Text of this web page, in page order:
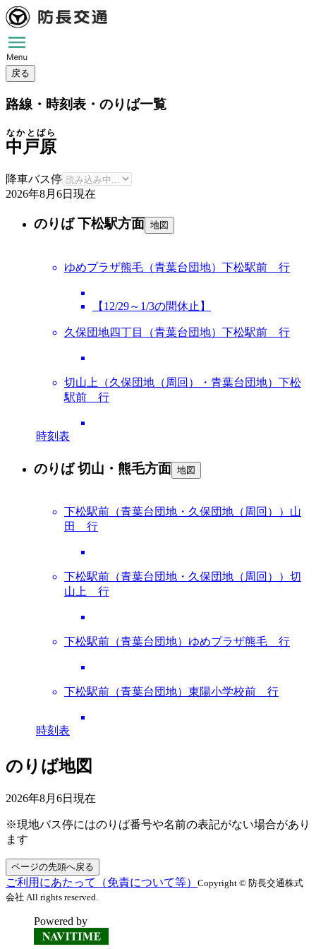
戻る
路線・時刻表・のりば一覧
中戸原
なかとばら
降車バス停
2026年8月6日 現在
のりば 下松駅方面 地図
ゆめプラザ熊毛（青葉台団地）下松駅前 行
【12/29～1/3の間休止】
久保団地四丁目（青葉台団地）下松駅前 行
切山上（久保団地（周回）・青葉台団地）下松
駅前 行
時刻表
のりば 切山・熊毛方面 地図
下松駅前（青葉台団地・久保団地（周回））山
田 行
下松駅前（青葉台団地・久保団地（周回））切
山上 行
下松駅前（青葉台団地）ゆめプラザ熊毛 行
下松駅前（青葉台団地）東陽小学校前 行
時刻表
のりば地図
2026年8月6日 現在
※現地バス停にはのりば番号や名前の表記がない場合があり
ます
ページの先頭へ戻る
ご利用にあたって（免責について等） Copyright © 防長交通株式
会社 All rights reserved.
Powered by